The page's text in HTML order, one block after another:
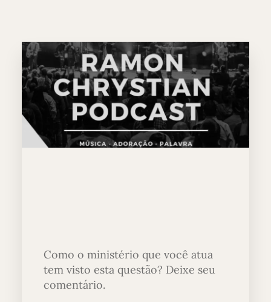
Como o ministério que você atua
tem visto esta questão? Deixe seu
comentário.